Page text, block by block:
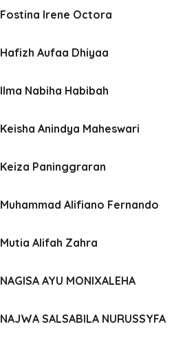
Fostina Irene Octora
Hafizh Aufaa Dhiyaa
Ilma Nabiha Habibah
Keisha Anindya Maheswari
Keiza Paninggraran
Muhammad Alifiano Fernando
Mutia Alifah Zahra
NAGISA AYU MONIXALEHA
NAJWA SALSABILA NURUSSYFA